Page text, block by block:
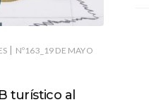
| Nº163_19 DE MAYO
turístico al